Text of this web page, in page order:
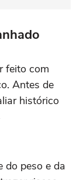
feito com
Antes de
histórico
do peso e da